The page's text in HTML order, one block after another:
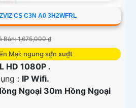
CS C3N A0 3H2WFRL
Bán: 1,675,000 ₫
Mại: ngung s₫n xu₫t
HD 1080P .
: IP Wifi.
Ngoại 30m Hồng Ngoại